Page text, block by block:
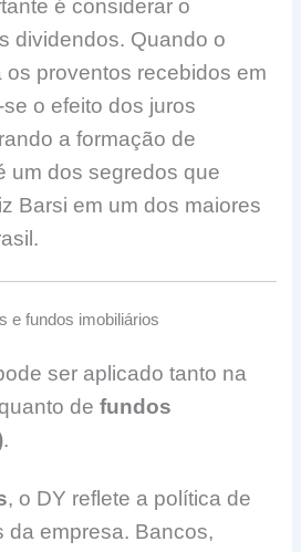
é considerar o
dividendos. Quando o
os proventos recebidos em
o efeito dos juros
a formação de
um dos segredos que
Barsi em um dos maiores
e fundos imobiliários
ser aplicado tanto na
defundos
.
, o DY reflete a política de
da empresa. Bancos,